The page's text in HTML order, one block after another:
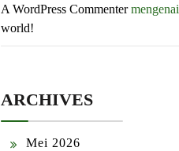
A WordPress Commentermengenai
world!
ARCHIVES
Mei 2026